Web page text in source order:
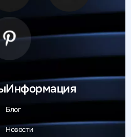
Информация
Блог
Новости